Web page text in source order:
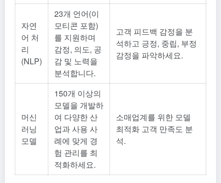
자연
어 처
리
(NLP)
23개 언어(이
모티콘 포함)
를 지원하며
감정, 의도, 공
감 및 노력을
분석합니다.
고객 피드백 감정을 분
석하고 긍정, 중립, 부정
감정을 파악하세요.
머신
러닝
모델
150개 이상의
모델을 개발하
여 다양한 산
업과 사용 사
례에 맞게 경
험 관리를 최
적화하세요.
소매업계를 위한 모델
최적화 고객 만족도 분
석.